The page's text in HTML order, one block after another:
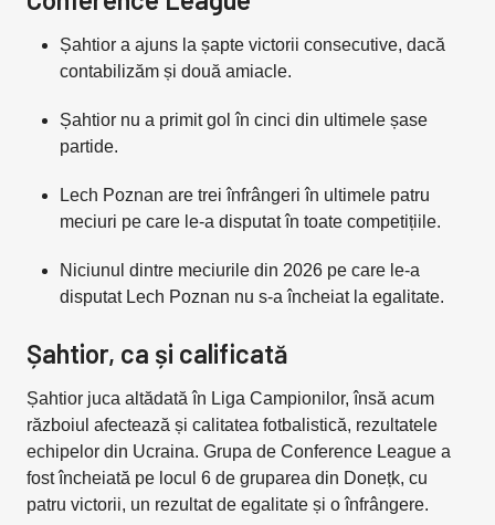
Șahtior a ajuns la șapte victorii consecutive, dacă
contabilizăm și două amiacle.
Șahtior nu a primit gol în cinci din ultimele șase
partide.
Lech Poznan are trei înfrângeri în ultimele patru
meciuri pe care le-a disputat în toate competițiile.
Niciunul dintre meciurile din 2026 pe care le-a
disputat Lech Poznan nu s-a încheiat la egalitate.
Șahtior, ca și calificată
Șahtior juca altădată în Liga Campionilor, însă acum
războiul afectează și calitatea fotbalistică, rezultatele
echipelor din Ucraina. Grupa de Conference League a
fost încheiată pe locul 6 de gruparea din Donețk, cu
patru victorii, un rezultat de egalitate și o înfrângere.